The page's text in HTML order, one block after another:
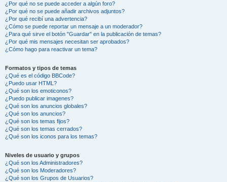
¿Por qué no se puede acceder a algún foro?
¿Por qué no se puede añadir archivos adjuntos?
¿Por qué recibí una advertencia?
¿Cómo se puede reportar un mensaje a un moderador?
¿Para qué sirve el botón "Guardar" en la publicación de temas?
¿Por qué mis mensajes necesitan ser aprobados?
¿Cómo hago para reactivar un tema?
Formatos y tipos de temas
¿Qué es el código BBCode?
¿Puedo usar HTML?
¿Qué son los emoticonos?
¿Puedo publicar imagenes?
¿Qué son los anuncios globales?
¿Qué son los anuncios?
¿Qué son los temas fijos?
¿Qué son los temas cerrados?
¿Qué son los iconos para los temas?
Niveles de usuario y grupos
¿Qué son los Administradores?
¿Qué son los Moderadores?
¿Qué son los Grupos de Usuarios?